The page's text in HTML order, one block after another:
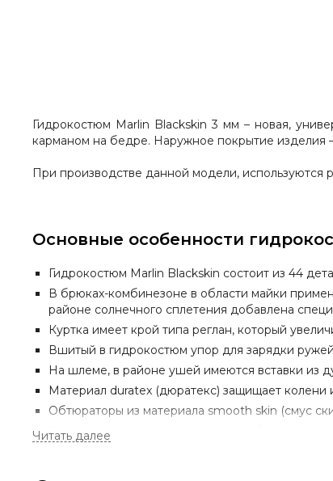
Гидрокостюм Marlin Blackskin 3 мм – новая,
карманом на бедре. Наружное покрытие изделия
При производстве данной модели,
Основные особенности
Гидрокостюм Marlin Blackskin состоит из 44
В брюках-комбинезоне в области майки
районе солнечного сплетения добавлена
Куртка имеет крой типа реглан, который
Вшитый в гидрокостюм упор для зарядки
На шлеме, в районе ушей имеются вставки из
Материал duratex (дюратекс) защищает колени
Обтюраторы из материала smooth skin (смус
Гидрокостюм имеет «мягкие швы», благодаря